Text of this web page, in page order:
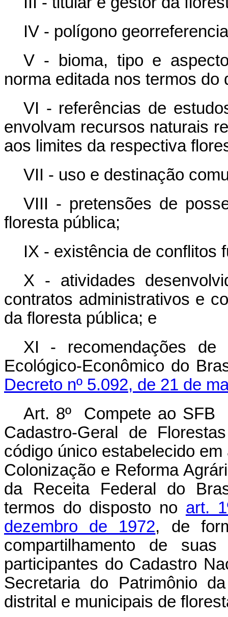
IV - polígono
V - bioma, tipo e
norma editada nos termos do
VI - referências de
envolvam recursos naturais
aos limites da respectiva
VII - uso e destinação
VIII - pretensões de
floresta pública;
IX - existência de conflitos
X - atividades
contratos administrativos e
da floresta pública; e
XI - recomendações de
Ecológico-Econômico do
Decreto nº 5.092, de 21 de
Art. 8º Compete ao SFB
Cadastro-Geral de
código único estabelecido
Colonização e Reforma
da Receita Federal do
termos do disposto no art.
dezembro de 1972, de
compartilhamento de
participantes do Cadastro
Secretaria do Patrimônio
distrital e municipais de